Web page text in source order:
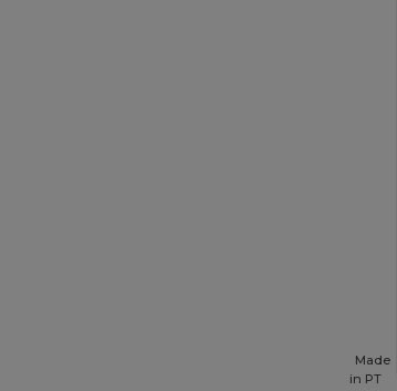
Made
in PT